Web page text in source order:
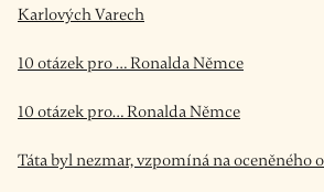
Karlových Varech
10 otázek pro … Ronalda Němce
10 otázek pro… Ronalda Němce
Táta byl nezmar, vzpomíná na oceněného